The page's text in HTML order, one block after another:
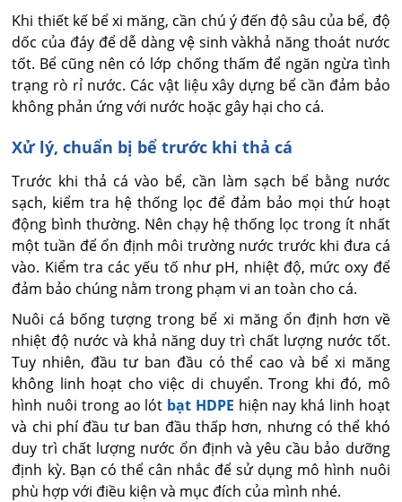
Khi thiết kế bể xi măng, cần chú ý đến độ sâu của bể, độ
dốc của đáy để dễ dàng vệ sinh vàkhả năng thoát nước
tốt. Bể cũng nên có lớp chống thấm để ngăn ngừa tình
trạng rò rỉ nước. Các vật liệu xây dựng bể cần đảm bảo
không phản ứng với nước hoặc gây hại cho cá.
Xử lý, chuẩn bị bể trước khi thả cá
Trước khi thả cá vào bể, cần làm sạch bể bằng nước
sạch, kiểm tra hệ thống lọc để đảm bảo mọi thứ hoạt
động bình thường. Nên chạy hệ thống lọc trong ít nhất
một tuần để ổn định môi trường nước trước khi đưa cá
vào. Kiểm tra các yếu tố như pH, nhiệt độ, mức oxy để
đảm bảo chúng nằm trong phạm vi an toàn cho cá.
Nuôi cá bống tượng trong bể xi măng ổn định hơn về
nhiệt độ nước và khả năng duy trì chất lượng nước tốt.
Tuy nhiên, đầu tư ban đầu có thể cao và bể xi măng
không linh hoạt cho việc di chuyển. Trong khi đó, mô
hình nuôi trong ao lót bạt HDPE hiện nay khá linh hoạt
và chi phí đầu tư ban đầu thấp hơn, nhưng có thể khó
duy trì chất lượng nước ổn định và yêu cầu bảo dưỡng
định kỳ. Bạn có thể cân nhắc để sử dụng mô hình nuôi
phù hợp với điều kiện và mục đích của mình nhé.